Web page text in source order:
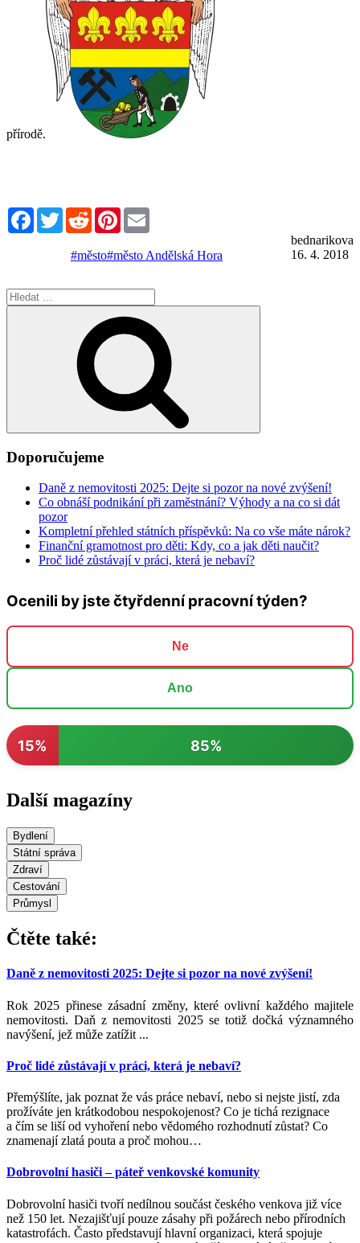
přírodě.
FacebookTwitterRedditPinterest
bednarikova
16. 4. 2018
#město#město Andělská Hora
Hledat:
Doporučujeme
Daně z nemovitosti 2025: Dejte si pozor na nové zvýšení!
Co obnáší podnikání při zaměstnání? Výhody a na co si dát
pozor
Kompletní přehled státních příspěvků: Na co vše máte nárok?
Finanční gramotnost pro děti: Kdy, co a jak děti naučit?
Proč lidé zůstávají v práci, která je nebaví?
Ocenili by jste čtyřdenní pracovní týden?
Ne
Ano
15% 85%
Další magazíny
Bydlení
Státní správa
Zdraví
Cestování
Průmysl
Čtěte také:
Daně z nemovitosti 2025: Dejte si pozor na nové zvýšení!
Rok 2025 přinese zásadní změny, které ovlivní každého majitele
nemovitosti. Daň z nemovitosti 2025 se totiž dočká významného
navýšení, jež může zatížit ...
Proč lidé zůstávají v práci, která je nebaví?
Přemýšlíte, jak poznat že vás práce nebaví, nebo si nejste jistí, zda
prožíváte jen krátkodobou nespokojenost? Co je tichá rezignace
a čím se liší od vyhoření nebo vědomého rozhodnutí zůstat? Co
znamenají zlatá pouta a proč mohou…
Dobrovolní hasiči – páteř venkovské komunity
Dobrovolní hasiči tvoří nedílnou součást českého venkova již více
než 150 let. Nezajišťují pouze zásahy při požárech nebo přírodních
katastrofách. Často představují hlavní organizaci, která spojuje